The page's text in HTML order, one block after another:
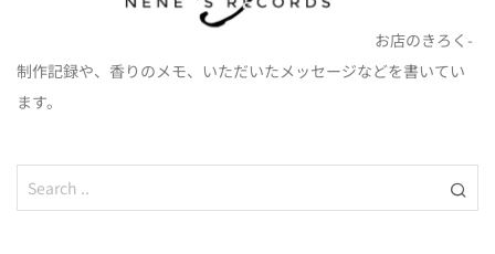
お店のきろく-
制作記録や、香りのメモ、いただいたメッセージなどを書いてい
ます。